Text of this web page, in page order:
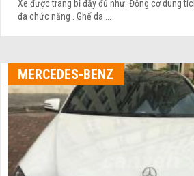
Xe được trang bị đầy đủ như: Động cơ dung
đa chức năng . Ghế da ...
MERCEDES-BENZ